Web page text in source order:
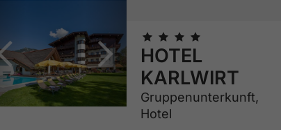
🞙 🞙 🞙 🞙
HOTEL
KARLWIRT
Gruppenunterkunft,
Hotel